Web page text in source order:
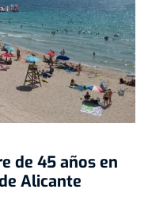
de 45 años en
Alicante